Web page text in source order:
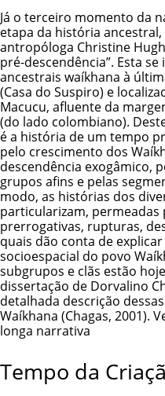
Já o terceiro momento da
etapa da história
antropóloga Christine
pré-descendência”. Esta
ancestrais waíkhana à
(Casa do Suspiro) e
Macucu, afluente da
(do lado colombiano).
é a história de um tempo
pelo crescimento dos
descendência exogâmico,
grupos afins e pelas
modo, as histórias dos
particularizam,
prerrogativas, rupturas,
quais dão conta de
socioespacial do povo
subgrupos e clãs estão
dissertação de Dorvalino
detalhada descrição
Waíkhana (Chagas, 2001).
longa narrativa
Tempo da